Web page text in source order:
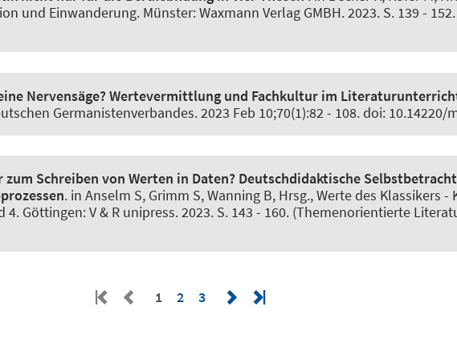
und Einwanderung. Münster: Waxmann Verlag GMBH. 2023. S. 139 -
Nervensäge?Wertevermittlung und Fachkultur im
Germanistenverbandes. 2023 Feb 10;70(1):82 - 108. doi: 10.14220/
Schreiben von Werten in Daten? Deutschdidaktische
. in Anselm S, Grimm S, Wanning B, Hrsg., Werte des Klassikers -
Göttingen: V & R unipress. 2023. S. 143 - 160. (Themenorientierte
1 2 3